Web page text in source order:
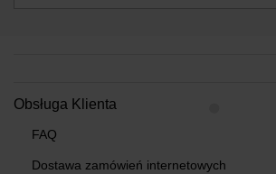
Obsługa Klienta
FAQ
Dostawa zamówień internetowych